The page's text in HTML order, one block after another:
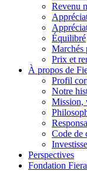
Revenu
Équilibré
Marchés
Prix et
À propos de
Profil
Notre
Mission,
Code de
Perspectives
Fondation